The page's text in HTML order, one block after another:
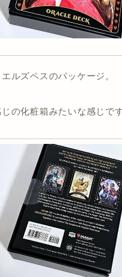
ルズペスのパッケージ。
の化粧箱みたいな感じです